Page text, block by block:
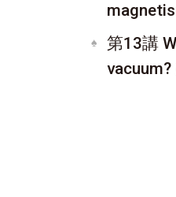
第13講
vacuum?